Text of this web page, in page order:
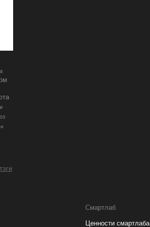
Смартлаб
Ценности смартлаба